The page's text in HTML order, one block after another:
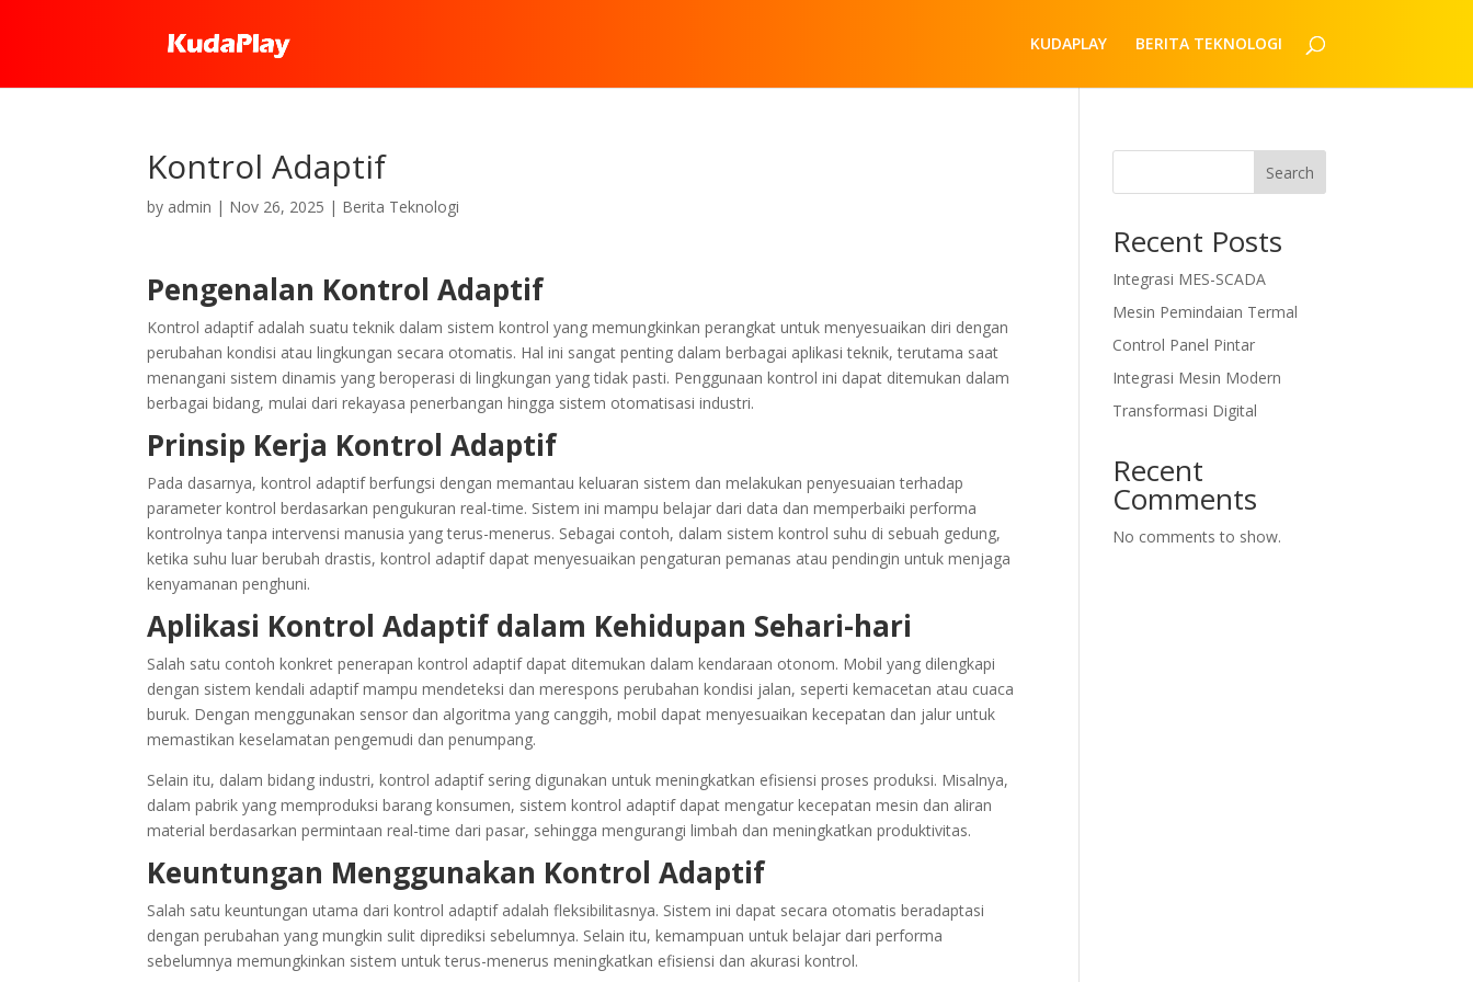
KUDAPLAY BERITA TEKNOLOGI
Kontrol Adaptif
by admin | Nov 26, 2025 | Berita Teknologi
Pengenalan Kontrol Adaptif
Kontrol adaptif adalah suatu teknik dalam sistem kontrol yang memungkinkan perangkat untuk menyesuaikan diri dengan
perubahan kondisi atau lingkungan secara otomatis. Hal ini sangat penting dalam berbagai aplikasi teknik, terutama saat
menangani sistem dinamis yang beroperasi di lingkungan yang tidak pasti. Penggunaan kontrol ini dapat ditemukan dalam
berbagai bidang, mulai dari rekayasa penerbangan hingga sistem otomatisasi industri.
Prinsip Kerja Kontrol Adaptif
Pada dasarnya, kontrol adaptif berfungsi dengan memantau keluaran sistem dan melakukan penyesuaian terhadap
parameter kontrol berdasarkan pengukuran real-time. Sistem ini mampu belajar dari data dan memperbaiki performa
kontrolnya tanpa intervensi manusia yang terus-menerus. Sebagai contoh, dalam sistem kontrol suhu di sebuah gedung,
ketika suhu luar berubah drastis, kontrol adaptif dapat menyesuaikan pengaturan pemanas atau pendingin untuk menjaga
kenyamanan penghuni.
Aplikasi Kontrol Adaptif dalam Kehidupan Sehari-hari
Salah satu contoh konkret penerapan kontrol adaptif dapat ditemukan dalam kendaraan otonom. Mobil yang dilengkapi
dengan sistem kendali adaptif mampu mendeteksi dan merespons perubahan kondisi jalan, seperti kemacetan atau cuaca
buruk. Dengan menggunakan sensor dan algoritma yang canggih, mobil dapat menyesuaikan kecepatan dan jalur untuk
memastikan keselamatan pengemudi dan penumpang.
Selain itu, dalam bidang industri, kontrol adaptif sering digunakan untuk meningkatkan efisiensi proses produksi. Misalnya,
dalam pabrik yang memproduksi barang konsumen, sistem kontrol adaptif dapat mengatur kecepatan mesin dan aliran
material berdasarkan permintaan real-time dari pasar, sehingga mengurangi limbah dan meningkatkan produktivitas.
Keuntungan Menggunakan Kontrol Adaptif
Salah satu keuntungan utama dari kontrol adaptif adalah fleksibilitasnya. Sistem ini dapat secara otomatis beradaptasi
dengan perubahan yang mungkin sulit diprediksi sebelumnya. Selain itu, kemampuan untuk belajar dari performa
sebelumnya memungkinkan sistem untuk terus-menerus meningkatkan efisiensi dan akurasi kontrol.
Search
Recent Posts
Integrasi MES-SCADA
Mesin Pemindaian Termal
Control Panel Pintar
Integrasi Mesin Modern
Transformasi Digital
Recent
Comments
No comments to show.